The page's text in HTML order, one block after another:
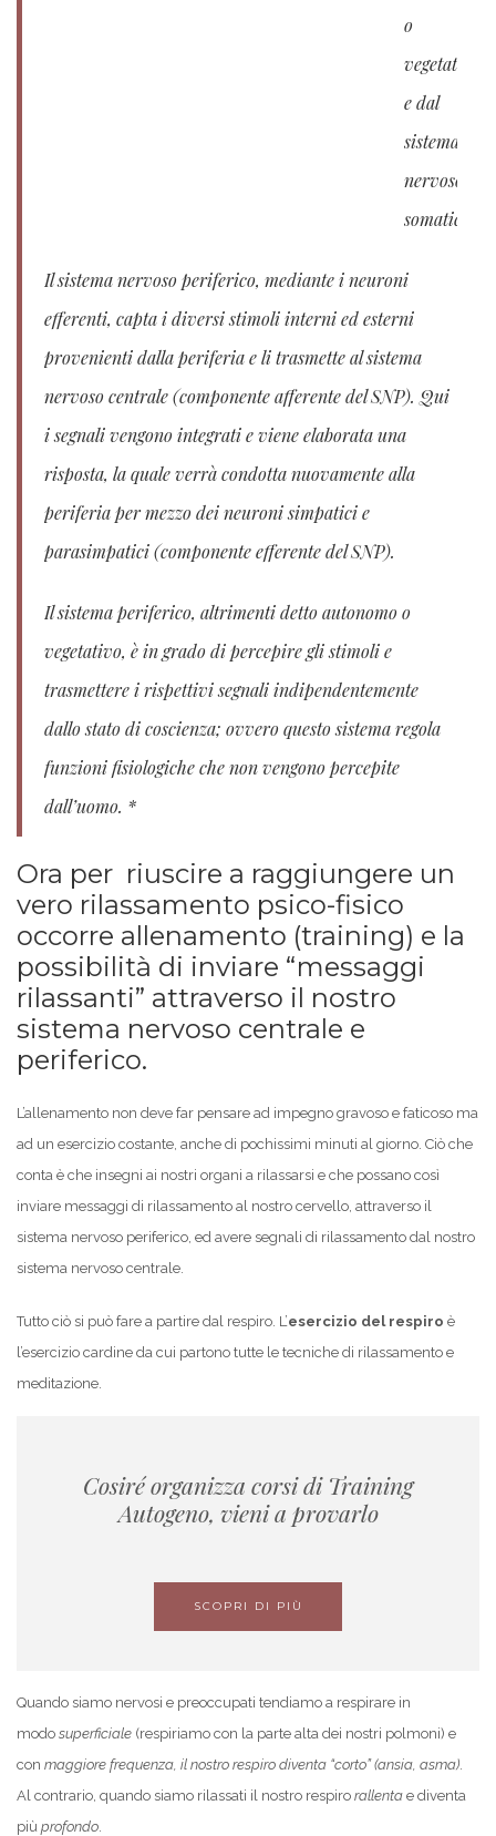
o
vegetativo
e dal
sistema
nervoso
somatico.
Il sistema nervoso periferico, mediante i neuroni
efferenti, capta i diversi stimoli interni ed esterni
provenienti dalla periferia e li trasmette al sistema
nervoso centrale (componente afferente del SNP). Qui
i segnali vengono integrati e viene elaborata una
risposta, la quale verrà condotta nuovamente alla
periferia per mezzo dei neuroni simpatici e
parasimpatici (componente efferente del SNP).
Il sistema periferico, altrimenti detto autonomo o
vegetativo, è in grado di percepire gli stimoli e
trasmettere i rispettivi segnali indipendentemente
dallo stato di coscienza; ovvero questo sistema regola
funzioni fisiologiche che non vengono percepite
dall’uomo. *
Ora per riuscire a raggiungere un
vero rilassamento psico-fisico
occorre allenamento (training) e la
possibilità di inviare “messaggi
rilassanti” attraverso il nostro
sistema nervoso centrale e
periferico.
L’allenamento non deve far pensare ad impegno gravoso e faticoso ma
ad un esercizio costante, anche di pochissimi minuti al giorno. Ciò che
conta è che insegni ai nostri organi a rilassarsi e che possano così
inviare messaggi di rilassamento al nostro cervello, attraverso il
sistema nervoso periferico, ed avere segnali di rilassamento dal nostro
sistema nervoso centrale.
Tutto ciò si può fare a partire dal respiro. L’esercizio del respiro è
l’esercizio cardine da cui partono tutte le tecniche di rilassamento e
meditazione.
Cosiré organizza corsi di Training
Autogeno, vieni a provarlo
SCOPRI DI PIÙ
Quando siamo nervosi e preoccupati tendiamo a respirare in
modo superficiale (respiriamo con la parte alta dei nostri polmoni) e
con maggiore frequenza, il nostro respiro diventa “corto” (ansia, asma).
Al contrario, quando siamo rilassati il nostro respiro rallenta e diventa
più profondo.